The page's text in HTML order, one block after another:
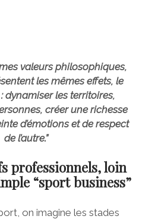
valeurs philosophiques,
les mêmes effets, le
dynamiser les territoires,
créer une richesse
d’émotions et de respect
de l’autre.”
professionnels, loin
“sport business”
on imagine les stades